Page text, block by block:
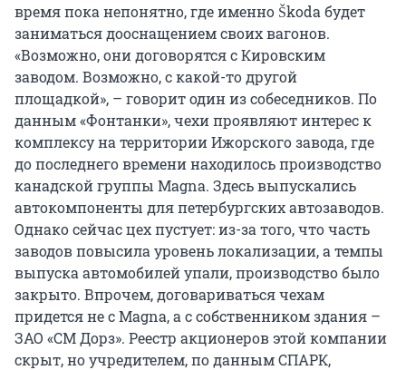
время пока непонятно, где именно Škoda будет
заниматься дооснащением своих вагонов.
«Возможно, они договорятся с Кировским
заводом. Возможно, с какой-то другой
площадкой», – говорит один из собеседников. По
данным «Фонтанки», чехи проявляют интерес к
комплексу на территории Ижорского завода, где
до последнего времени находилось производство
канадской группы Magna. Здесь выпускались
автокомпоненты для петербургских автозаводов.
Однако сейчас цех пустует: из-за того, что часть
заводов повысила уровень локализации, а темпы
выпуска автомобилей упали, производство было
закрыто. Впрочем, договариваться чехам
придется не с Magna, а с собственником здания –
ЗАО «СМ Дорз». Реестр акционеров этой компании
скрыт, но учредителем, по данным СПАРК,